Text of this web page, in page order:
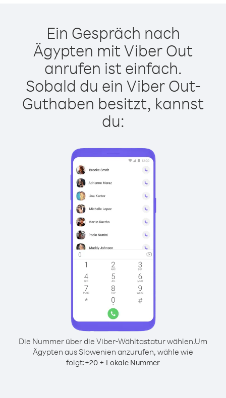
Ein Gespräch nach
Ägypten mit Viber Out
anrufen ist einfach.
Sobald du ein Viber Out-
Guthaben besitzt, kannst
du:
Die Nummer über die Viber-Wähltastatur wählen.Um
Ägypten aus Slowenien anzurufen, wähle wie
folgt:+20 + Lokale Nummer